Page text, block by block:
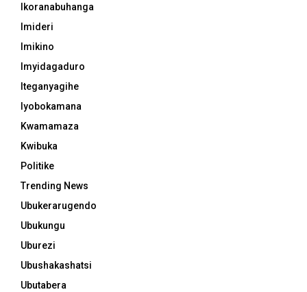
Ikoranabuhanga
Imideri
Imikino
Imyidagaduro
Iteganyagihe
Iyobokamana
Kwamamaza
Kwibuka
Politike
Trending News
Ubukerarugendo
Ubukungu
Uburezi
Ubushakashatsi
Ubutabera